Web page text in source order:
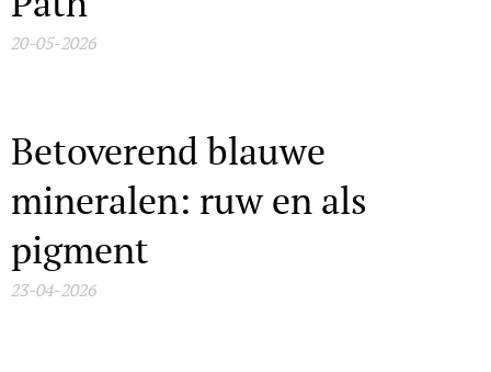
20-05-2026
Betoverend blauwe
mineralen: ruw en als
pigment
23-04-2026